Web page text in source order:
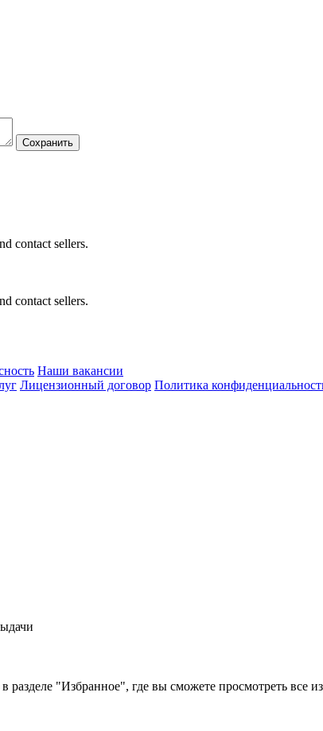
contact sellers.
contact sellers.
Наши вакансии
Лицензионный договор Политика
"Избранное", где вы сможете просмотреть все